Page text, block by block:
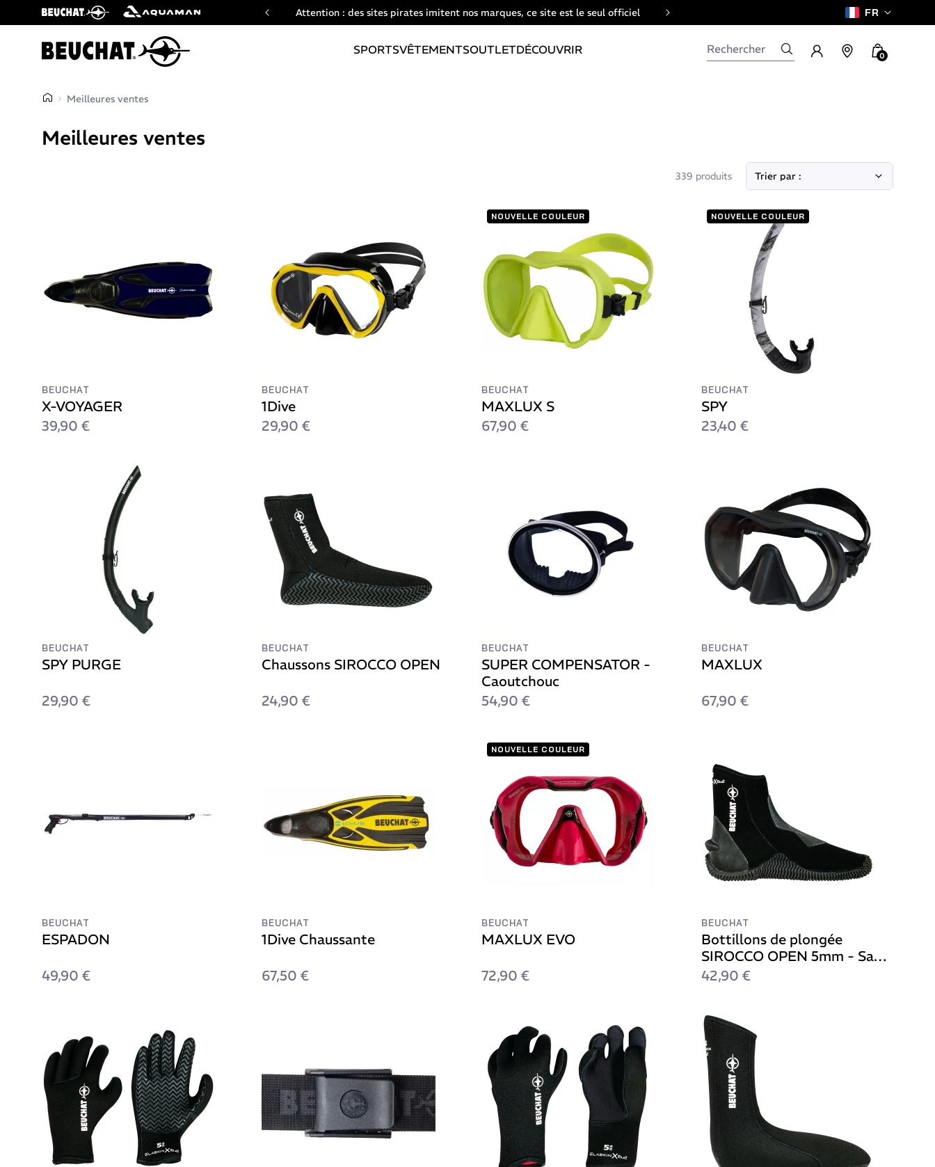
des marques Beuchat & Aquaman Attention : des sites pirates imitent nos marques, ce site est le seul officiel FR
SPORTSVÊTEMENTSOUTLETDÉCOUVRIR 0
Meilleures ventes
Meilleures ventes
339 produits
BEUCHAT
X-VOYAGER
39,90 €
BEUCHAT
1Dive
29,90 €
NOUVELLE COULEUR
BEUCHAT
MAXLUX S
67,90 €
NOUVELLE COULEUR
BEUCHAT
SPY
23,40 €
BEUCHAT
SPY PURGE
29,90 €
BEUCHAT
Chaussons SIROCCO OPEN
24,90 €
BEUCHAT
SUPER COMPENSATOR -
Caoutchouc
54,90 €
BEUCHAT
MAXLUX
67,90 €
BEUCHAT
ESPADON
49,90 €
BEUCHAT
1Dive Chaussante
67,50 €
NOUVELLE COULEUR
BEUCHAT
MAXLUX EVO
72,90 €
BEUCHAT
Bottillons de plongée
SIROCCO OPEN 5mm - Sans
Zip
42,90 €